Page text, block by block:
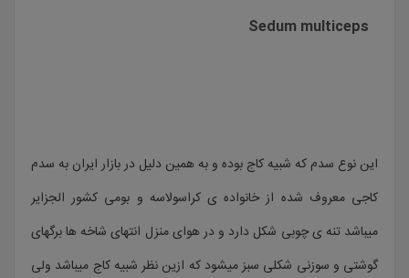
Sedum multiceps
این نوع سدم که شبیه کاج بوده و به همین دلیل در بازار ایران به سدم
کاجی معروف شده از خانواده ی کراسولاسه و بومی کشور الجزایر
میباشد تنه ی چوبی شکل دارد و در هوای منزل انتهای شاخه ها برگهای
گوشتی و سوزنی شکلی سبز میشود که ازین نظر شبیه کاج میباشد ولی